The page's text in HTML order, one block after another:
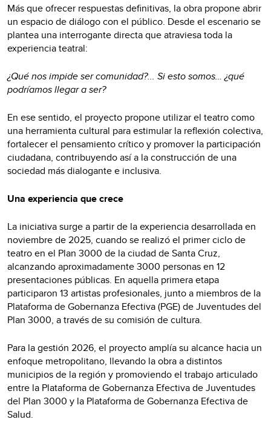
Más que ofrecer respuestas definitivas, la obra propone abrir
un espacio de diálogo con el público. Desde el escenario se
plantea una interrogante directa que atraviesa toda la
experiencia teatral:
¿Qué nos impide ser comunidad?... Si esto somos… ¿qué
podríamos llegar a ser?
En ese sentido, el proyecto propone utilizar el teatro como
una herramienta cultural para estimular la reflexión colectiva,
fortalecer el pensamiento crítico y promover la participación
ciudadana, contribuyendo así a la construcción de una
sociedad más dialogante e inclusiva.
Una experiencia que crece
La iniciativa surge a partir de la experiencia desarrollada en
noviembre de 2025, cuando se realizó el primer ciclo de
teatro en el Plan 3000 de la ciudad de Santa Cruz,
alcanzando aproximadamente 3000 personas en 12
presentaciones públicas. En aquella primera etapa
participaron 13 artistas profesionales, junto a miembros de la
Plataforma de Gobernanza Efectiva (PGE) de Juventudes del
Plan 3000, a través de su comisión de cultura.
Para la gestión 2026, el proyecto amplía su alcance hacia un
enfoque metropolitano, llevando la obra a distintos
municipios de la región y promoviendo el trabajo articulado
entre la Plataforma de Gobernanza Efectiva de Juventudes
del Plan 3000 y la Plataforma de Gobernanza Efectiva de
Salud.